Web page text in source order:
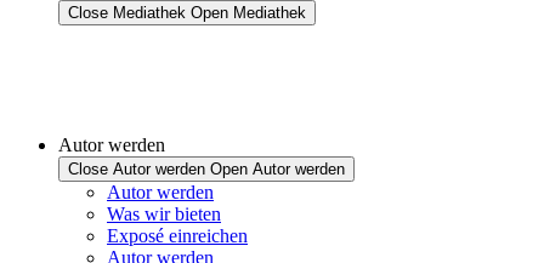
Close Mediathek Open Mediathek
Autor werden
Close Autor werden Open Autor werden
Autor werden
Was wir bieten
Exposé einreichen
Autor werden